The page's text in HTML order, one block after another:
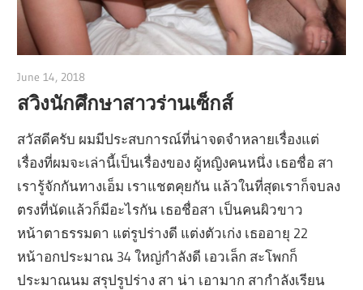
June 14, 2018
สวิงนักศึกษาสาวร่านเซ็กส์
สวัสดีครับ ผมมีประสบการณ์ที่น่าจดจำหลายเรื่องแต่
เรื่องที่ผมจะเล่านี้เป็นเรื่องของ ผู้หญิงคนหนึ่ง เธอชื่อ สา
เรารู้จักกันทางเอ็ม เราแชตคุยกัน แล้วในที่สุดเราก็จบลง
ตรงที่นัดแล้วก็มีอะไรกัน เธอชื่อสา เป็นคนผิวขาว
หน้าตาธรรมดา แต่รูปร่างดี แต่งตัวเก่ง เธออายุ 22
หน้าอกประมาณ 34 ใหญ่กำลังดี เอวเล็ก สะโพกก็
ประมาณนม สรุปรูปร่าง สา น่า เอามาก สากำลังเรียน